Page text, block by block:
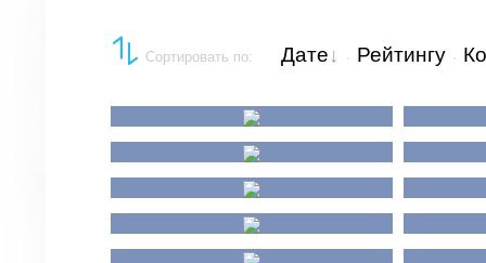
Сортировать по: Дате · Рейтингу ·